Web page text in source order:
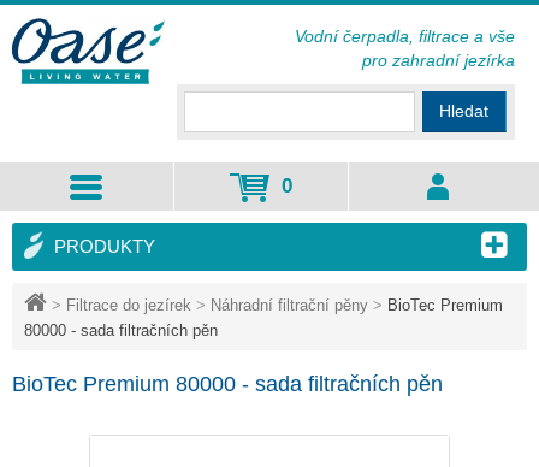
> Filtrace do jezírek > Náhradní filtrační pěny > BioTec Premium
80000 - sada filtračních pěn
BioTec Premium 80000 - sada filtračních pěn
PRODUKTY
Hledat
0
Vodní čerpadla, filtrace a vše
pro zahradní jezírka